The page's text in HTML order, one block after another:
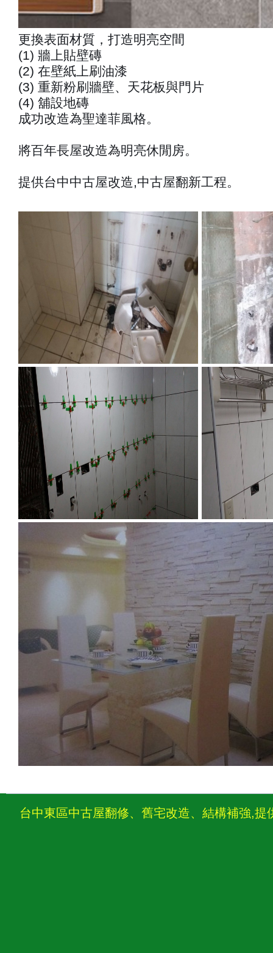
更換表面材質，打造明亮空間
(1) 牆上貼壁磚
(2) 在壁紙上刷油漆
(3) 重新粉刷牆壁、天花板與門片
(4) 舖設地磚
成功改造為聖達菲風格。
將百年長屋改造為明亮休閒房。
提供台中中古屋改造,中古屋翻新工程。
台中東區中古屋翻修、舊宅改造、結構補強,